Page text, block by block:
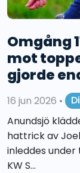
Omgång
mot
gjorde
16 jun 2026 •
Anundsjö
hattrick av Joel
inleddes
KW S...